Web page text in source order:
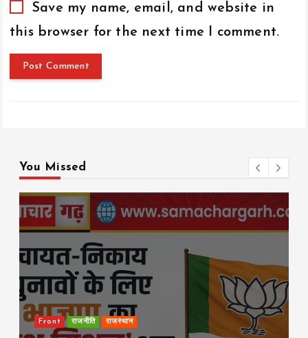
Save my name, email, and website in
this browser for the next time I comment.
You Missed
राजस्थान Rajya